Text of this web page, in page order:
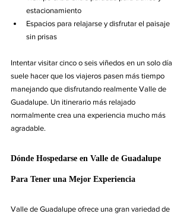
estacionamiento
Espacios para relajarse y disfrutar el paisaje
sin prisas
Intentar visitar cinco o seis viñedos en un solo día
suele hacer que los viajeros pasen más tiempo
manejando que disfrutando realmente Valle de
Guadalupe. Un itinerario más relajado
normalmente crea una experiencia mucho más
agradable.
Dónde Hospedarse en Valle de Guadalupe
Para Tener una Mejor Experiencia
Valle de Guadalupe ofrece una gran variedad de